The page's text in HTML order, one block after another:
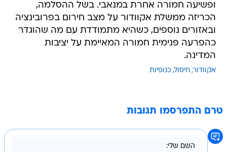
ופשיעה חמורה אחרת במנאבי. בשל ההסלמה,
הכריזה ממשלת אקוודור על מצב חירום בפרובינציה
ובאזורים נוספים, כשהיא מתמודדת עם מה שהוגדר
כהפרעה פנימית חמורה המאיימת על יציבות
המדינה.
אקוודור חיסול כנופיות
טרם התפרסמו תגובות